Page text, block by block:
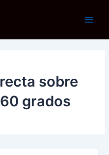
sobre
grados